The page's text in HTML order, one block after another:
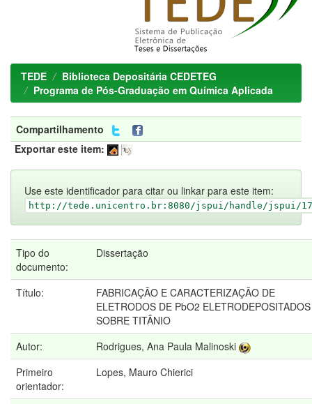
TEDE
Biblioteca Depositária CEDETEG
Programa de Pós-Graduação em Química Aplicada
Compartilhamento
Exportar este item:
Use este identificador para citar ou linkar para este item:
http://tede.unicentro.br:8080/jspui/handle/jspui/
Tipo do
documento:
Dissertação
Título:
FABRICAÇÃO E CARACTERIZAÇÃO DE
ELETRODOS DE PbO2 ELETRODEPOSITADOS
SOBRE TITÂNIO
Autor:
Rodrigues, Ana Paula Malinoski
Primeiro
orientador:
Lopes, Mauro Chierici